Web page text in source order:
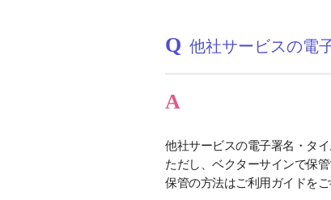
Q 他社サービスの電
A
他社サービスの電子署名・タ
ただし、ベクターサインで保
保管の方法はご利用ガイドをご